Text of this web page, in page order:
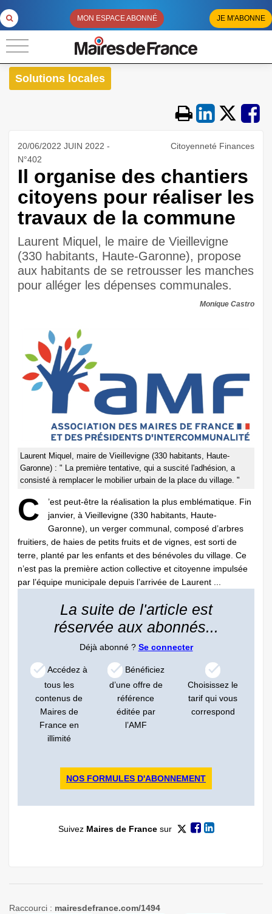
MON ESPACE ABONNÉ JE M'ABONNE
Solutions locales
20/06/2022 JUIN 2022 -
N°402
Citoyenneté Finances
Il organise des chantiers
citoyens pour réaliser les
travaux de la commune
Laurent Miquel, le maire de Vieillevigne
(330 habitants, Haute-Garonne), propose
aux habitants de se retrousser les manches
pour alléger les dépenses communales.
Monique Castro
Laurent Miquel, maire de Vieillevigne (330 habitants, Haute-
Garonne) : " La première tentative, qui a suscité l'adhésion, a
consisté à remplacer le mobilier urbain de la place du village. "
C
’est peut-être la réalisation la plus emblématique. Fin
janvier, à Vieillevigne (330 habitants, Haute-
Garonne), un verger communal, composé d’arbres
fruitiers, de haies de petits fruits et de vignes, est sorti de
terre, planté par les enfants et des bénévoles du village. Ce
n’est pas la première action collective et citoyenne impulsée
par l’équipe municipale depuis l’arrivée de Laurent ...
La suite de l'article est
réservée aux abonnés...
Déjà abonné ? Se connecter
Accédez à
tous les
contenus de
Maires de
France en
illimité
Bénéficiez
d’une offre de
référence
éditée par
l’AMF
Choisissez le
tarif qui vous
correspond
NOS FORMULES D'ABONNEMENT
Suivez Maires de Francesur
Raccourci : mairesdefrance.com/1494